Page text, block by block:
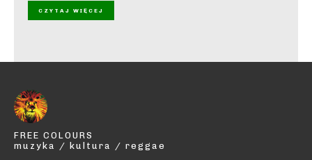
CZYTAJ WIĘCEJ
FREE COLOURS
muzyka / kultura / reggae